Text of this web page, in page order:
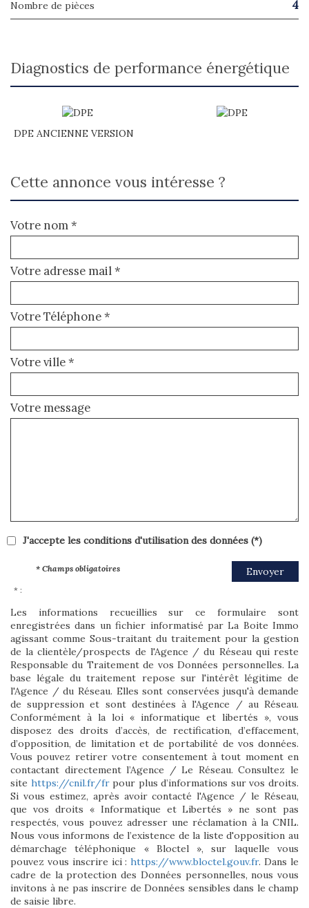
Nombre de pièces 4
diagnostics de performance énergétique
DPE ANCIENNE VERSION
cette annonce vous intéresse ?
Votre nom *
Votre adresse mail *
Votre Téléphone *
Votre ville *
Votre message
J'accepte les conditions d'utilisation des données (*)
Envoyer
* Champs obligatoires
* :
Les informations recueillies sur ce formulaire sont
enregistrées dans un fichier informatisé par La Boite Immo
agissant comme Sous-traitant du traitement pour la gestion
de la clientèle/prospects de l'Agence / du Réseau qui reste
Responsable du Traitement de vos Données personnelles. La
base légale du traitement repose sur l'intérêt légitime de
l'Agence / du Réseau. Elles sont conservées jusqu'à demande
de suppression et sont destinées à l'Agence / au Réseau.
Conformément à la loi « informatique et libertés », vous
disposez des droits d’accès, de rectification, d’effacement,
d’opposition, de limitation et de portabilité de vos données.
Vous pouvez retirer votre consentement à tout moment en
contactant directement l’Agence / Le Réseau. Consultez le
site https://cnil.fr/frpour plus d’informations sur vos droits.
Si vous estimez, après avoir contacté l'Agence / le Réseau,
que vos droits « Informatique et Libertés » ne sont pas
respectés, vous pouvez adresser une réclamation à la CNIL.
Nous vous informons de l’existence de la liste d'opposition au
démarchage téléphonique « Bloctel », sur laquelle vous
pouvez vous inscrire ici :https://www.bloctel.gouv.fr. Dans le
cadre de la protection des Données personnelles, nous vous
invitons à ne pas inscrire de Données sensibles dans le champ
de saisie libre.